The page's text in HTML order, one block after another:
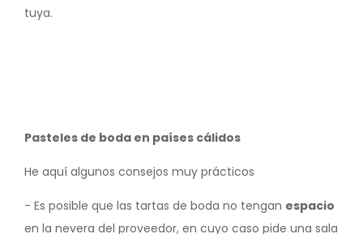
tuya.
Pasteles de boda en países cálidos
He aquí algunos consejos muy prácticos
- Es posible que las tartas de boda no tengan espacio
en la nevera del proveedor, en cuyo caso pide una sala